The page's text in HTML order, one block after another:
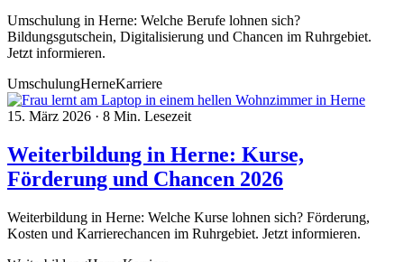
Umschulung in Herne: Welche Berufe lohnen sich?
Bildungsgutschein, Digitalisierung und Chancen im Ruhrgebiet.
Jetzt informieren.
UmschulungHerneKarriere
15. März 2026 · 8 Min. Lesezeit
Weiterbildung in Herne: Kurse,
Förderung und Chancen 2026
Weiterbildung in Herne: Welche Kurse lohnen sich? Förderung,
Kosten und Karrierechancen im Ruhrgebiet. Jetzt informieren.